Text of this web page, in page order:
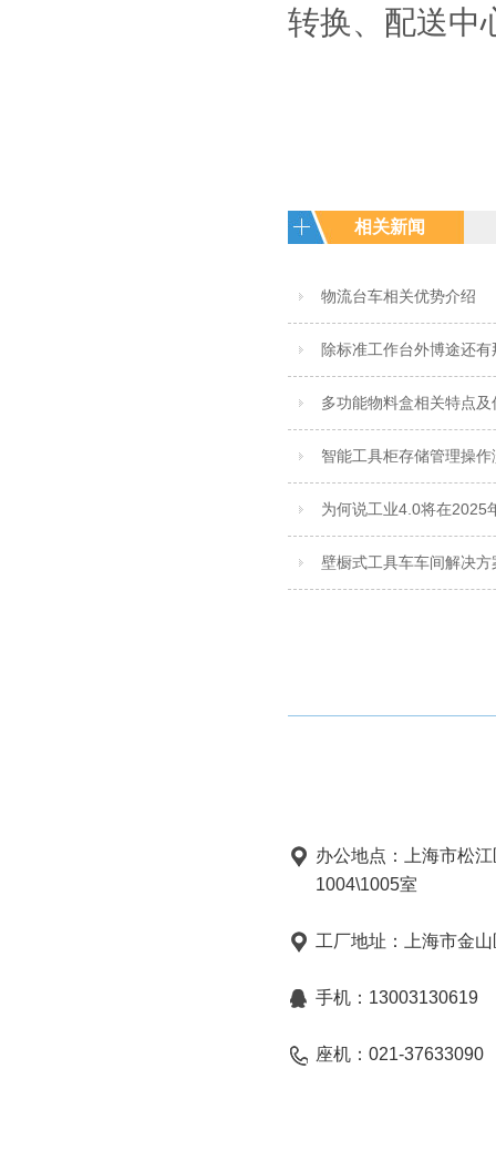
转换、配送中
相关新闻
物流台车相关优势介绍
除标准工作台外博途还
多功能物料盒相关特点及
智能工具柜存储管理操作
为何说工业4.0将在2025
壁橱式工具车车间解决方
办公地点：上海市松
1004\1005室
工厂地址：上海市金
手机：13003130619
座机：021-37633090